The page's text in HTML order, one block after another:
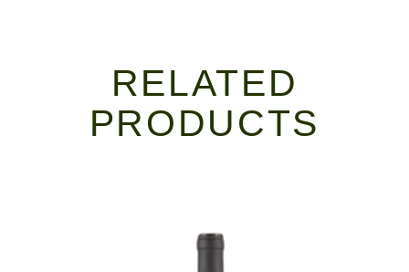
RELATED
PRODUCTS